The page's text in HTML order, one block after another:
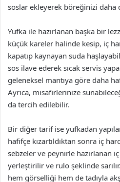
soslar ekleyerek böreğinizi
Yufka ile hazırlanan başka bir
küçük kareler halinde kesip, iç
kapatıp kaynayan suda
sos ilave ederek sıcak servis
geleneksel mantıya göre daha
Ayrıca, misafirlerinize
da tercih edilebilir.
Bir diğer tarif ise yufkadan
hafifçe kızartıldıktan sonra iç
sebzeler ve peynirle hazırlanan
yerleştirilir ve rulo şeklinde
hem görselliği hem de tadıyla